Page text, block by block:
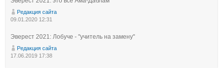
Редакция сайта
09.01.2020 12:31
Эверест 2021: Лобуче - "учитель на замену"
Редакция сайта
17.06.2019 17:38